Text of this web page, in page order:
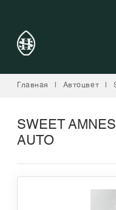
Главная Автоцвет
SWEET
AUTO